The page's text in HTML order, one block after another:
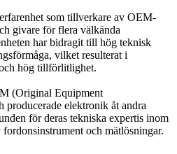
som tillverkare av OEM-
givare för flera välkända
har bidragit till hög teknisk
vilket resulterat i
hög tillförlitlighet.
(Original Equipment
elektronik åt andra
för deras tekniska expertis inom
och mätlösningar.